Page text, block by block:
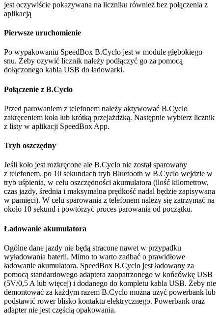
jest oczywiście pokazywana na liczniku również bez połączenia z
aplikacją
Pierwsze uruchomienie
Po wypakowaniu SpeedBox B.Cyclo jest w module głębokiego
snu. Żeby ozywić licznik należy podłączyć go za pomocą
dołączonego kabla USB do ładowarki.
Połączenie z B.Cyclo
Przed parowaniem z telefonem należy aktywować B.Cyclo
zakręceniem koła lub krótką przejażdżką. Następnie wybierz licznik
z listy w aplikacji SpeedBox App.
Tryb oszczędny
Jeśli koło jest rozkręcone ale B.Cyclo nie został sparowany
z telefonem, po 10 sekundach tryb Bluetooth w B.Cyclo wejdzie w
tryb uśpienia, w celu oszczędności akumulatora (ilość kilometrow,
czas jazdy, średnia i maksymalna prędkość nadal będzie zapisywana
w pamięci). W celu sparowania z telefonem należy się zatrzymać na
około 10 sekund i powtórzyć proces parowania od początku.
Ładowanie akumulatora
Ogólne dane jazdy nie będą stracone nawet w przypadku
wyładowania baterii. Mimo to warto zadbać o prawidłowe
ładowanie akumulatora. SpeedBox B.Cyclo jest ładowany za
pomocą standardowego adaptera zaopatrzonego w końcówkę USB
(5V/0,5 A lub więcej) i dodanego do kompletu kabla USB. Żeby nie
demontować za każdym razem B.Cyclo można użyć powerbank lub
podstawić rower blisko kontaktu elektrycznego. Powerbank oraz
adapter nie jest częścią opakowania.